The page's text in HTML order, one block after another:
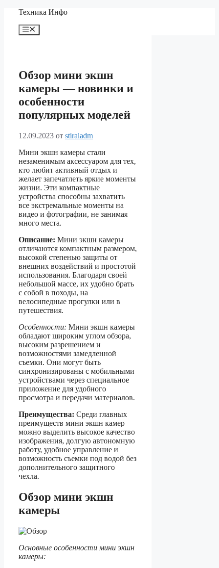
Перейти
содержимому
Техника Инфо
Меню
Обзор мини экшн
камеры — новинки и
особенности
популярных моделей
12.09.2023 от stiraladm
Мини экшн камеры стали
незаменимым аксессуаром для тех,
кто любит активный отдых и
желает запечатлеть яркие моменты
жизни. Эти компактные
устройства способны захватить
все экстремальные моменты на
видео и фотографии, не занимая
много места.
Описание: Мини экшн камеры
отличаются компактным размером,
высокой степенью защиты от
внешних воздействий и простотой
использования. Благодаря своей
небольшой массе, их удобно брать
с собой в походы, на
велосипедные прогулки или в
путешествия.
Особенности: Мини экшн камеры
обладают широким углом обзора,
высоким разрешением и
возможностями замедленной
съемки. Они могут быть
синхронизированы с мобильными
устройствами через специальное
приложение для удобного
просмотра и передачи материалов.
Преимущества: Среди главных
преимуществ мини экшн камер
можно выделить высокое качество
изображения, долгую автономную
работу, удобное управление и
возможность съемки под водой без
дополнительного защитного
чехла.
Обзор мини экшн
камеры
Основные особенности мини экшн
камеры: